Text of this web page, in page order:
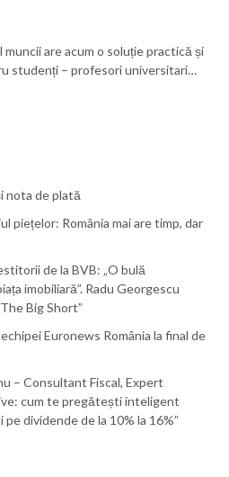
muncii are acum o soluție practică și
studenți – profesori universitari…
nota de plată
piețelor: România mai are timp, dar
de la BVB: „O bulă
imobiliară”. Radu Georgescu
Big Short”
Euronews România la final de
– Consultant Fiscal, Expert
cum te pregătești inteligent
dividende de la 10% la 16%”